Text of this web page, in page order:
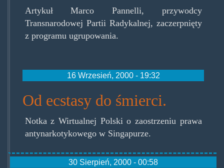
Artykuł Marco Pannelli, przywodcy
Transnarodowej Partii Radykalnej, zaczerpnięty
z programu ugrupowania.
16 Wrzesień, 2000 - 19:32
Od ecstasy do śmierci.
Notka z Wirtualnej Polski o zaostrzeniu prawa
antynarkotykowego w Singapurze.
30 Sierpień, 2000 - 00:58